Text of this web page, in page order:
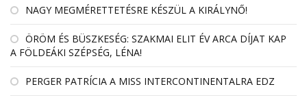
NAGY MEGMÉRETTETÉSRE KÉSZÜL A KIRÁLYNŐ!
ÖRÖM ÉS BÜSZKESÉG: SZAKMAI ELIT ÉV ARCA DÍJAT KAP
A FÖLDEÁKI SZÉPSÉG, LÉNA!
PERGER PATRÍCIA A MISS INTERCONTINENTALRA EDZ